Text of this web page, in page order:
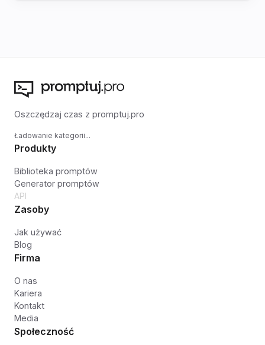
Oszczędzaj czas z promptuj.pro
Ładowanie kategorii...
Produkty
Biblioteka promptów
Generator promptów
API
Zasoby
Jak używać
Blog
Firma
O nas
Kariera
Kontakt
Media
Społeczność